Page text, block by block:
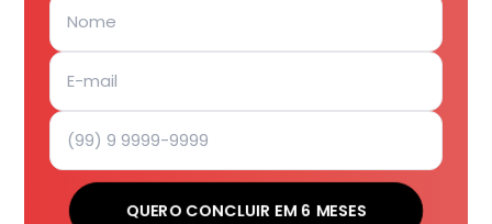
QUERO CONCLUIR EM 6 MESES